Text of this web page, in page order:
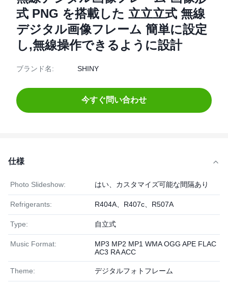
式 PNG を搭載した 立立立式 無線
デジタル画像フレーム 簡単に設定
し,無線操作できるように設計
ブランド名: SHINY
今すぐ問い合わせ
仕様
Photo Slideshow: はい、カスタマイズ可能な間隔あり
Refrigerants: R404A、R407c、R507A
Type: 自立式
Music Format:
MP3 MP2 MP1 WMA OGG APE FLAC
AC3 RA ACC
Theme: デジタルフォトフレーム